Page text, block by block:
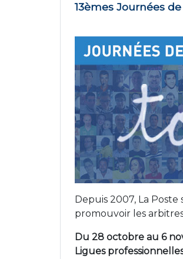
13èmes Journées
Depuis 2007, La
promouvoir les
Du 28 octobre au 6
Ligues